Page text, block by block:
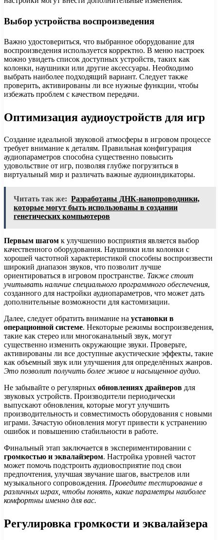
Выбор устройства воспроизведения
Важно удостовериться, что выбранное оборудование для
воспроизведения используется корректно. В меню настроек
можно увидеть список доступных устройств, таких как
колонки, наушники или другие аксессуары. Необходимо
выбрать наиболее подходящий вариант. Следует также
проверить, активированы ли все нужные функции, чтобы
избежать проблем с качеством передачи.
Оптимизация аудиоустройств для игр
Создание идеальной звуковой атмосферы в игровом процессе
требует внимание к деталям. Правильная конфигурация
аудиопараметров способна существенно повысить
удовольствие от игр, позволяя глубже погрузиться в
виртуальный мир и различать важные аудиоиндикаторы.
Читать так же: Разработаны ДНК-нанопроводники,
которые могут быть использованы в создании
генетических компьютеров
Первым шагом к улучшению восприятия является выбор
качественного оборудования. Наушники или колонки с
хорошей частотной характеристикой способны воспроизвести
широкий диапазон звуков, что позволит лучше
ориентироваться в игровом пространстве. Также стоит
учитывать наличие специального программного обеспечения,
созданного для настройки аудиопараметров, что может дать
дополнительные возможности для кастомизации.
Далее, следует обратить внимание на установки в
операционной системе. Некоторые режимы воспроизведения,
такие как стерео или многоканальный звук, могут
существенно изменить окружающие звуки. Проверьте,
активированы ли все доступные акустические эффекты, такие
как объемный звук или улучшения для определённых жанров.
Это позволит получить более живое и насыщенное аудио.
Не забывайте о регулярных обновлениях драйверов для
звуковых устройств. Производители периодически
выпускают обновления, которые могут улучшить
производительность и совместимость оборудования с новыми
играми. Зачастую обновления могут привести к устранению
ошибок и повышению стабильности в работе.
Финальный этап заключается в экспериментировании с
громкостью и эквалайзером. Настройка уровней частот
может помочь подстроить аудиовосприятие под свои
предпочтения, улучшая звучание шагов, выстрелов или
музыкального сопровождения. Проведите тестирование в
различных играх, чтобы понять, какие параметры наиболее
комфортны именно для вас.
Регулировка громкости и эквалайзера